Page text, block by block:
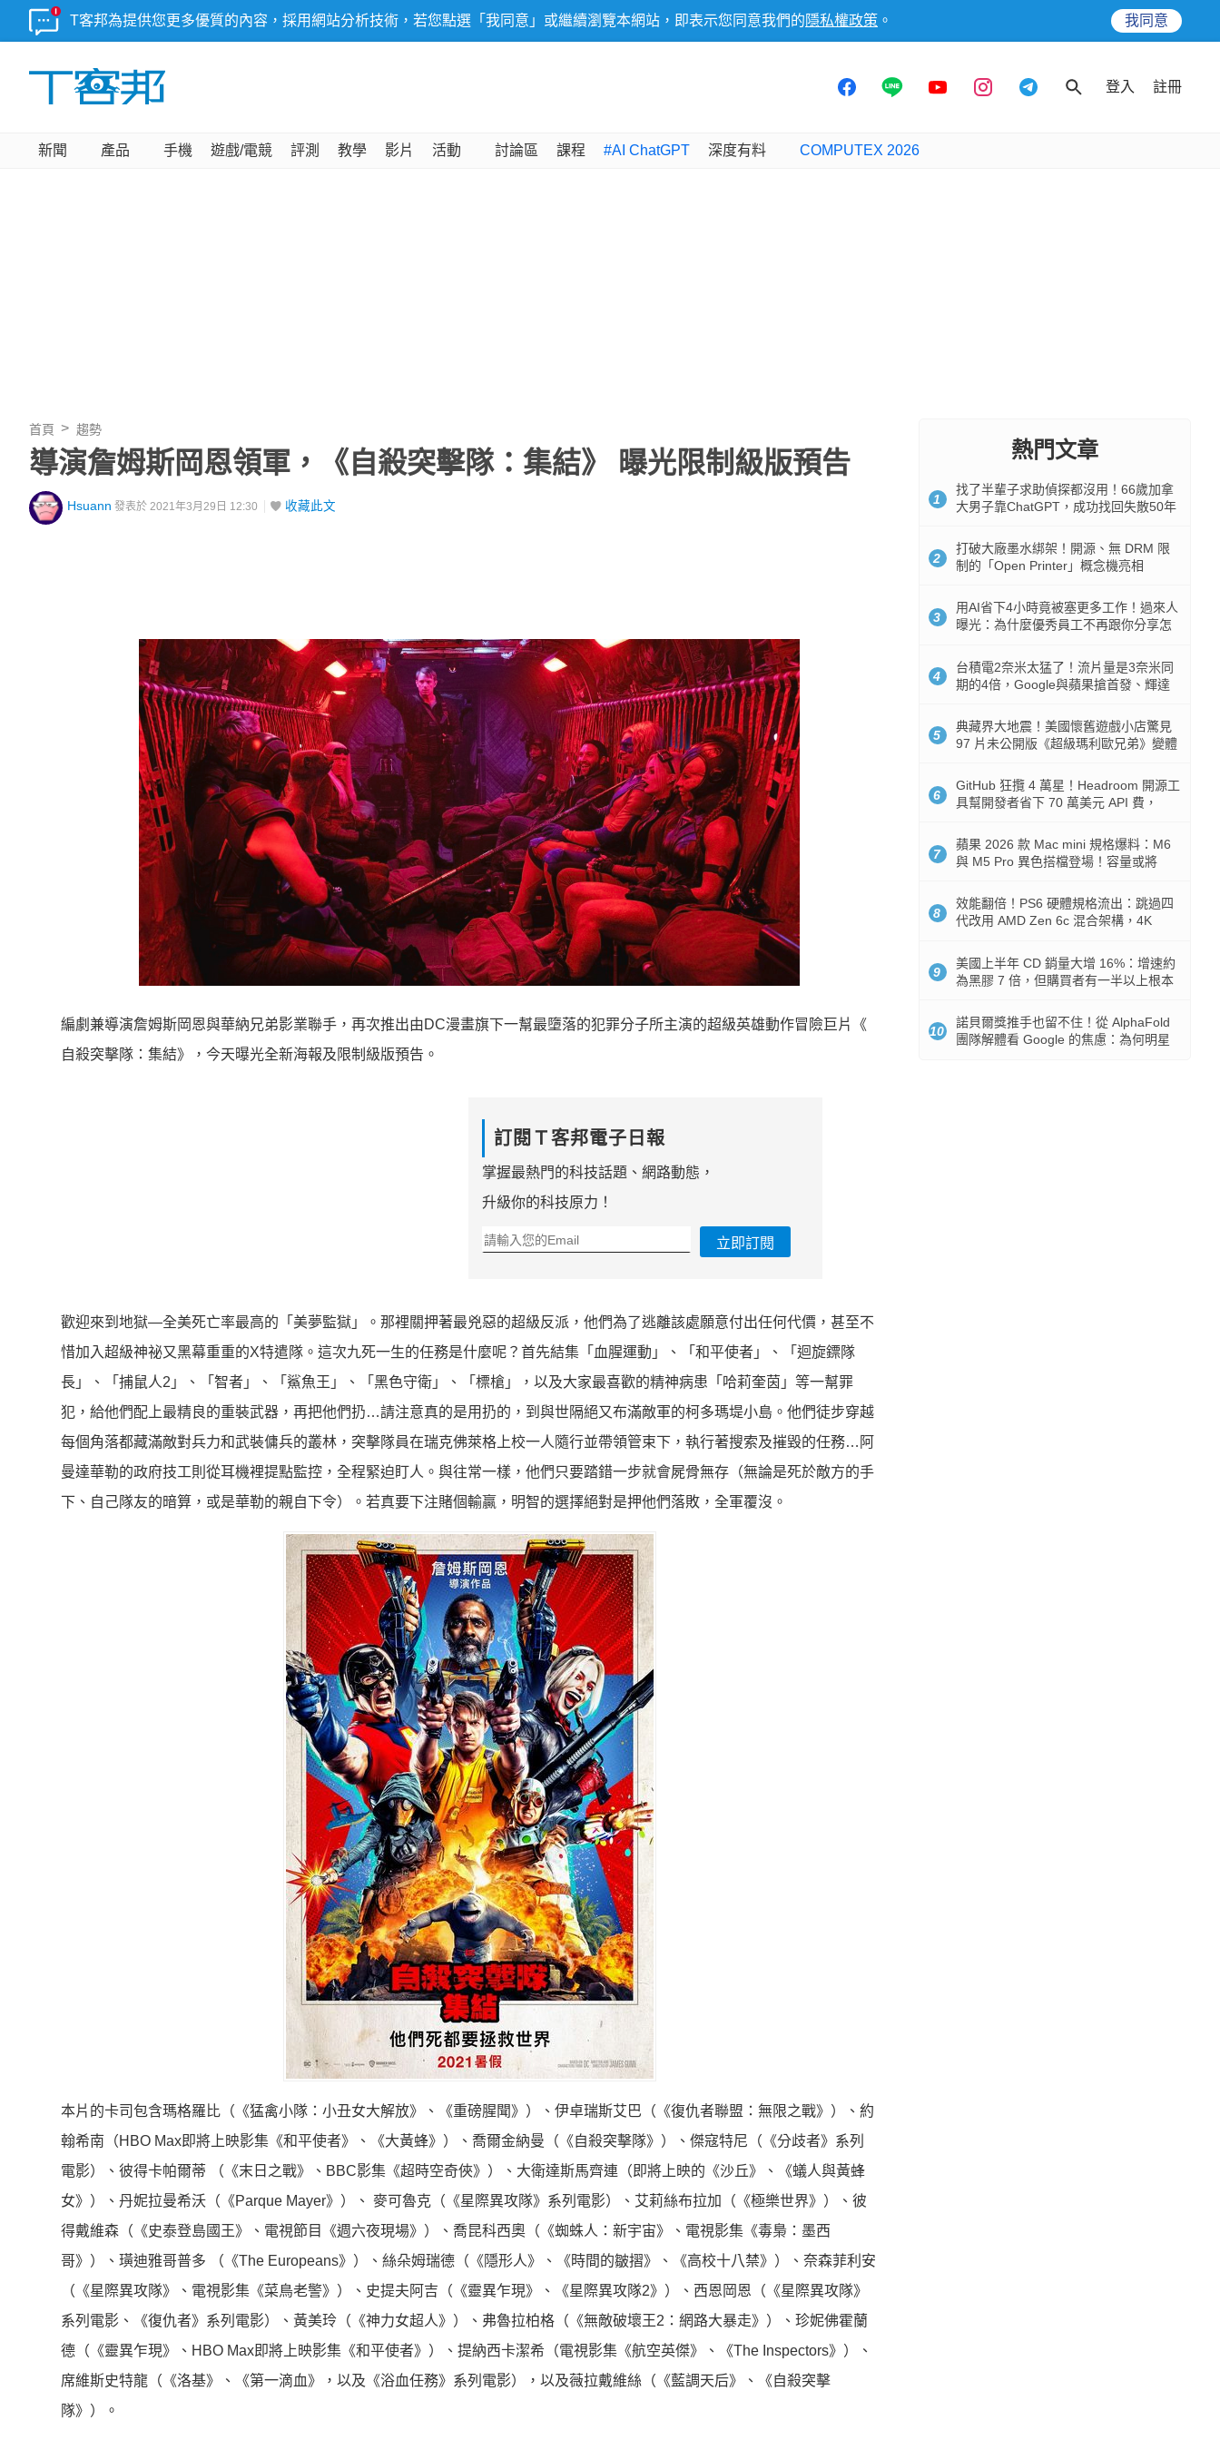
T客邦為提供您更多優質的內容，採用網站分析技術，若您點選「我同意」或繼續瀏覽本網站，即表示您同意我們的 隱私權政策 。 我同意
登入 註冊
新聞 產品 手機 遊戲/電競 評測 教學 影片 活動 討論區 課程 #AI ChatGPT 深度有料 COMPUTEX 2026
首頁 趨勢
導演詹姆斯岡恩領軍，《自殺突擊隊：集結》 曝光限制級版預告
Hsuann 發表於 2021年3月29日 12:30 收藏此文
編劇兼導演詹姆斯岡恩與華納兄弟影業聯手，再次推出由DC漫畫旗下一幫最墮落的犯罪分子所主演的超級英雄動作冒險巨片《
自殺突擊隊：集結》，今天曝光全新海報及限制級版預告。
訂閱Ｔ客邦電子日報
掌握最熱門的科技話題、網路動態，
升級你的科技原力！
立即訂閱
歡迎來到地獄—全美死亡率最高的「美夢監獄」。 那裡關押著最兇惡的超級反派， 他們為了逃離該處願意付出任何代價， 甚至不
惜加入超級神祕又黑幕重重的X特遣隊。 這次九死一生的任務是什麼呢？首先結集「血腥運動」、「 和平使者」、「迴旋鏢隊
長」、「捕鼠人2」、「智者」、「 鯊魚王」、「黑色守衛」、「標槍」，以及大家最喜歡的精神病患「 哈莉奎茵」等一幫罪
犯，給他們配上最精良的重裝武器， 再把他們扔…請注意真的是用扔的， 到與世隔絕又布滿敵軍的柯多瑪堤小島。 他們徒步穿越
每個角落都藏滿敵對兵力和武裝傭兵的叢林， 突擊隊員在瑞克佛萊格上校一人隨行並帶領管束下， 執行著搜索及摧毀的任務… 阿
曼達華勒的政府技工則從耳機裡提點監控，全程緊迫盯人。 與往常一樣，他們只要踏錯一步就會屍骨無存（無論是死於敵方的手
下、自己隊友的暗算，或是華勒的親自下令）。 若真要下注賭個輸贏，明智的選擇絕對是押他們落敗，全軍覆沒。
本片的卡司包含瑪格羅比（《猛禽小隊：小丑女大解放》、《重磅腥聞》）、伊卓瑞斯艾巴（《復仇者聯盟：無限之戰》）、 約
翰希南（HBO Max即將上映影集《和平使者》、《大黃蜂》）、喬爾金納曼（《自殺突擊隊》）、傑寇特尼（《分歧者》系列
電影）、彼得卡帕爾蒂 （《末日之戰》、BBC影集《超時空奇俠》）、大衛達斯馬齊連（ 即將上映的《沙丘》、《蟻人與黃蜂
女》）、丹妮拉曼希沃（《Parque Mayer》）、 麥可魯克（《星際異攻隊》系列電影）、艾莉絲布拉加（《極樂世界》）、彼
得戴維森（《史泰登島國王》、電視節目《週六夜現場》）、喬昆科西奧（《蜘蛛人：新宇宙》、電視影集《毒梟：墨西
哥》）、璜迪雅哥普多 （《The Europeans》）、絲朵姆瑞德（《隱形人》、《時間的皺摺》、《高校十八禁》）、奈森菲利安
（《星際異攻隊》、 電視影集《菜鳥老警》）、史提夫阿吉（《靈異乍現》、《星際異攻隊2》）、西恩岡恩（《星際異攻隊》
系列電影、《復仇者》系列電影）、黃美玲（《神力女超人》）、弗魯拉柏格（《無敵破壞王2：網路大暴走》）、珍妮佛霍蘭
德（《靈異乍現》、H BO Max即將上映影集《和平使者》）、提納西卡潔希（電視影集《航空英傑》、《The Inspectors》）、
席維斯史特龍（《洛基》、《第一滴血》，以及《浴血任務》系列電影），以及薇拉戴維絲（《藍調天后》、《自殺突擊
隊》）。
熱門文章
1
找了半輩子求助偵探都沒用！66歲加拿
大男子靠ChatGPT，成功找回失散50年
2
打破大廠墨水綁架！開源、無 DRM 限
制的「Open Printer」概念機亮相
3
用AI省下4小時竟被塞更多工作！過來人
曝光：為什麼優秀員工不再跟你分享怎
4
台積電2奈米太猛了！流片量是3奈米同
期的4倍，Google與蘋果搶首發、輝達
5
典藏界大地震！美國懷舊遊戲小店驚見
97 片未公開版《超級瑪利歐兄弟》變體
6
GitHub 狂攬 4 萬星！Headroom 開源工
具幫開發者省下 70 萬美元 API 費，
7
蘋果 2026 款 Mac mini 規格爆料：M6
與 M5 Pro 異色搭檔登場！容量或將
8
效能翻倍！PS6 硬體規格流出：跳過四
代改用 AMD Zen 6c 混合架構，4K
9
美國上半年 CD 銷量大增 16%：增速約
為黑膠 7 倍，但購買者有一半以上根本
10
諾貝爾獎推手也留不住！從 AlphaFold
團隊解體看 Google 的焦慮：為何明星